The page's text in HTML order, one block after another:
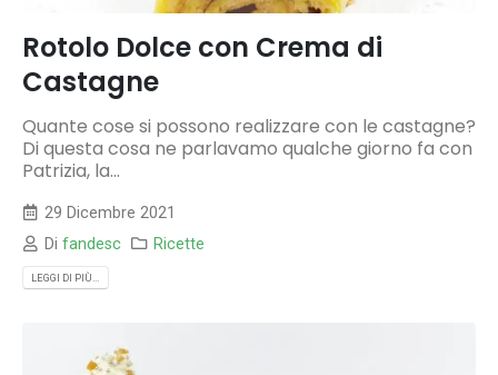
Rotolo Dolce con Crema di
Castagne
Quante cose si possono realizzare con le castagne?
Di questa cosa ne parlavamo qualche giorno fa con
Patrizia, la...
29 Dicembre 2021
Difandesc Ricette
LEGGI DI PIÙ...